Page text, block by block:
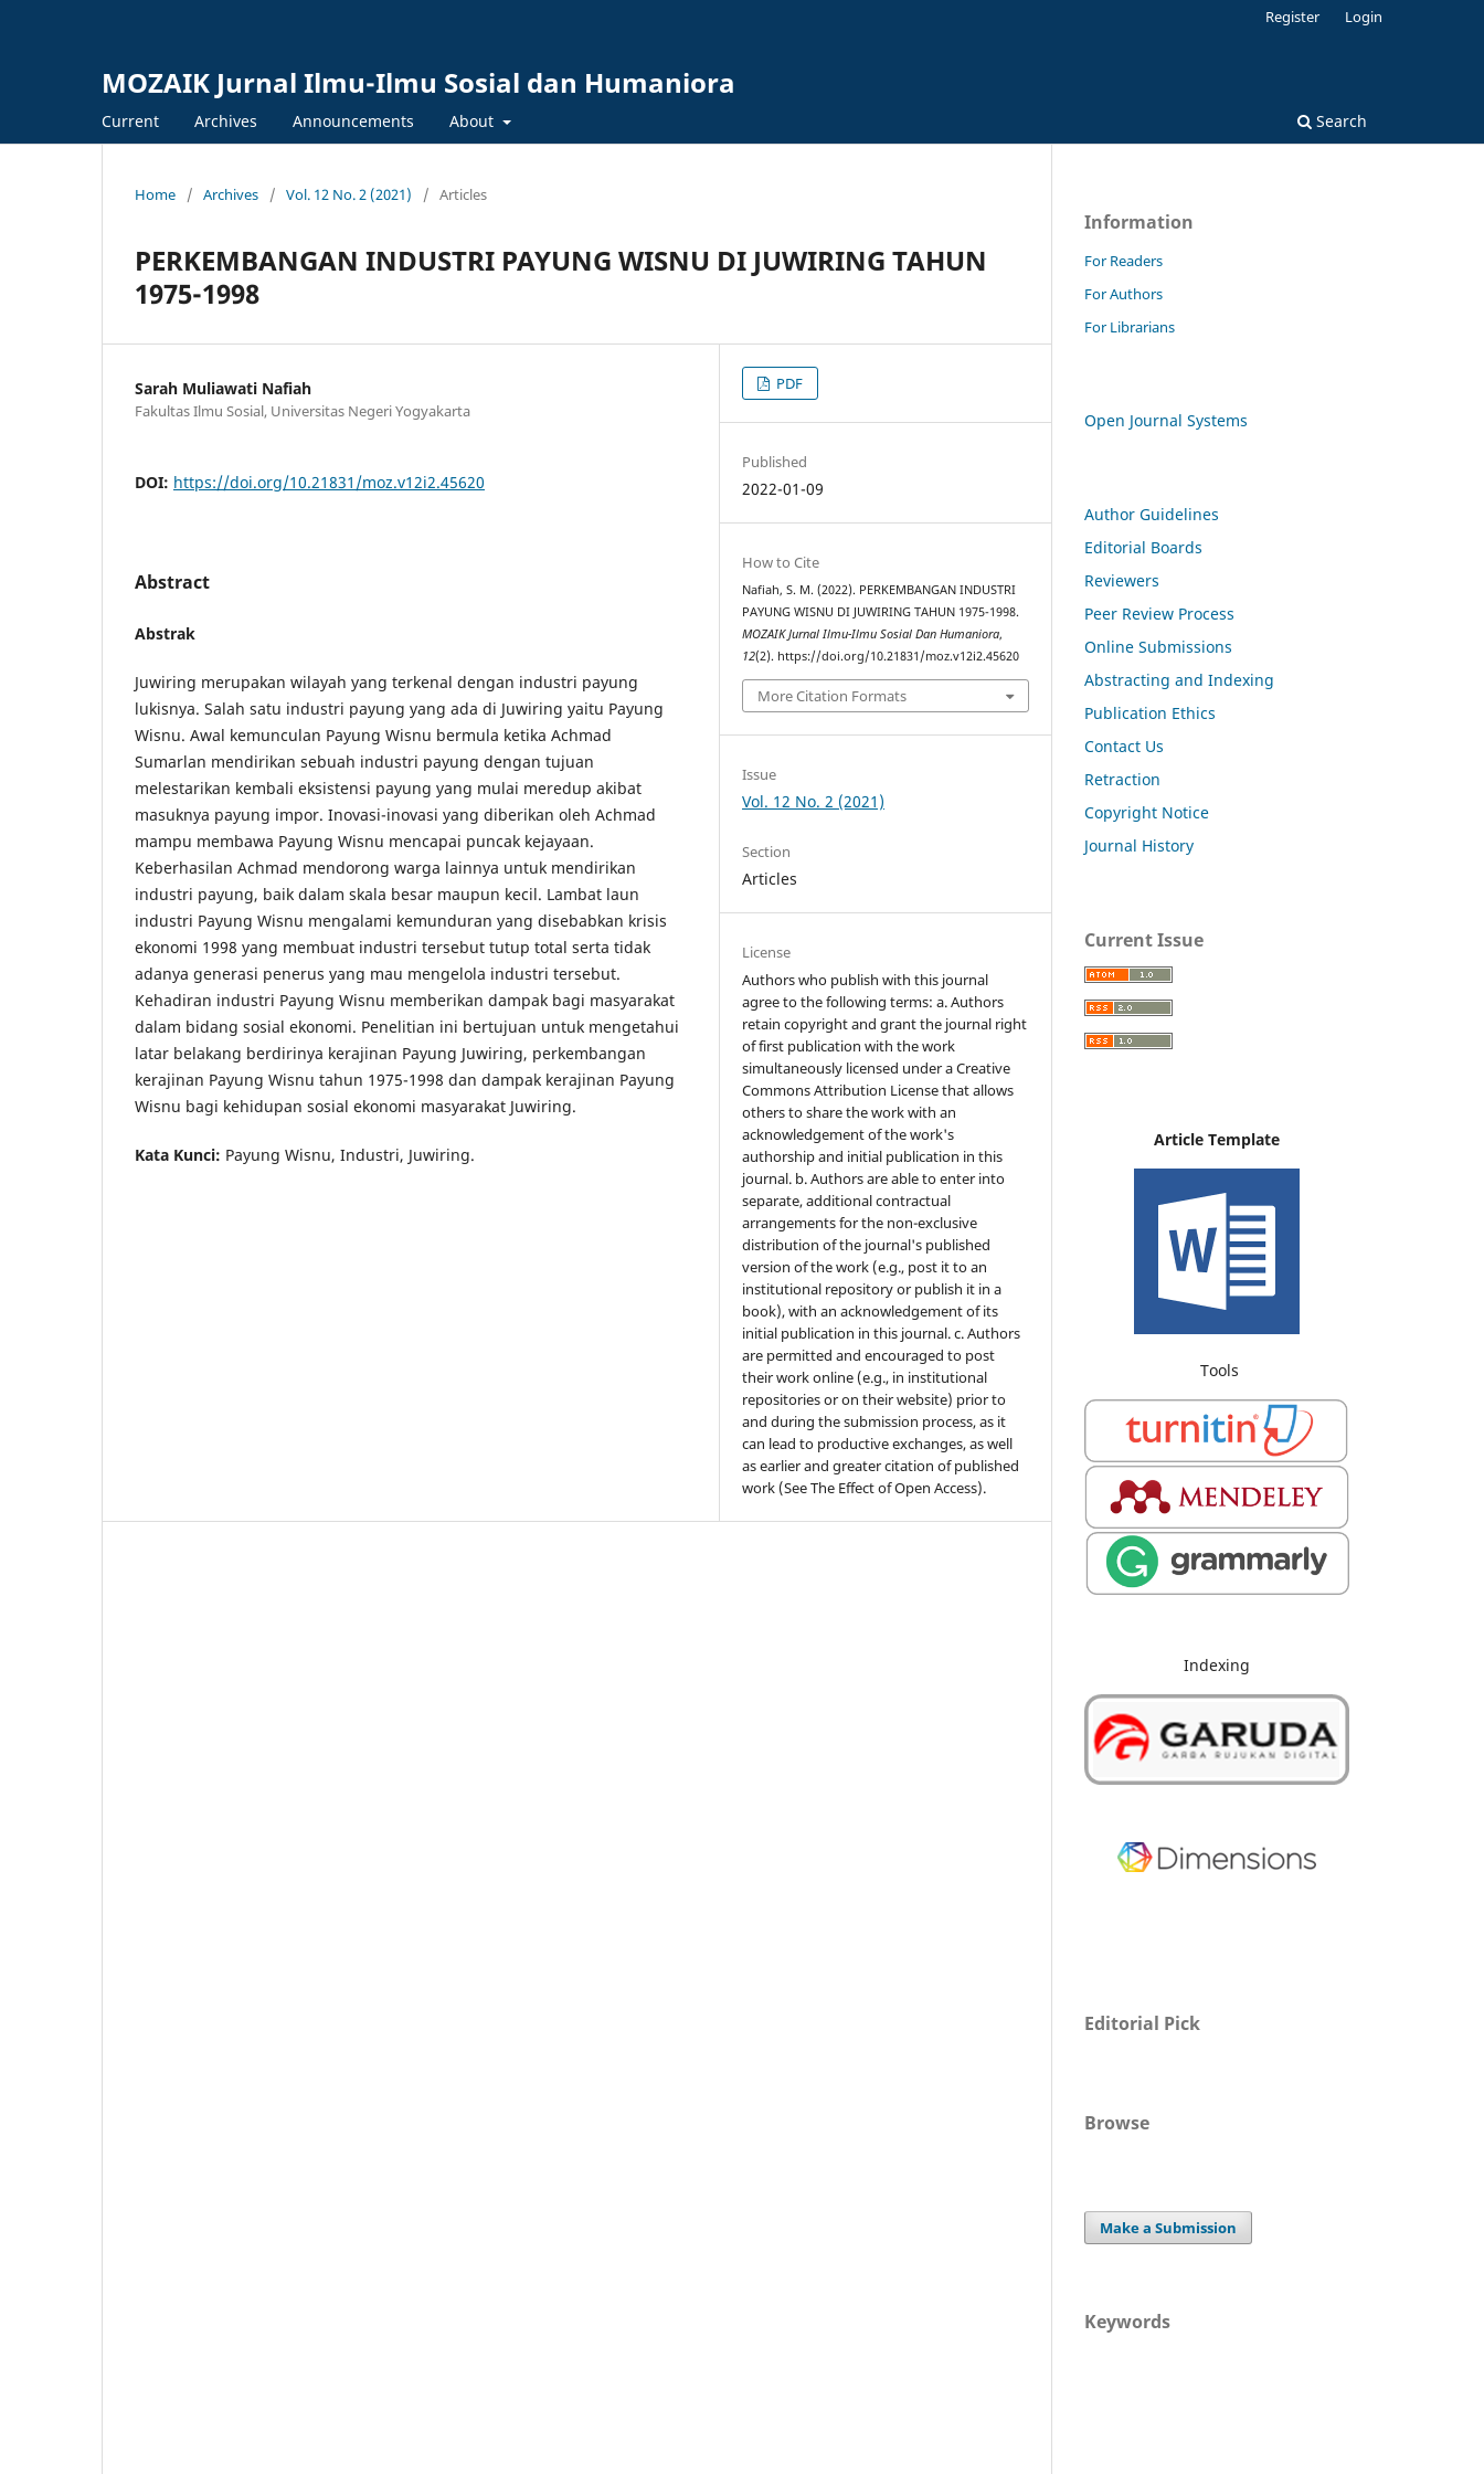
MOZAIK Jurnal Ilmu-Ilmu Sosial dan Humaniora
Current Archives Announcements About Search
Register Login
Home / Archives / Vol. 12 No. 2 (2021) / Articles
PERKEMBANGAN INDUSTRI PAYUNG WISNU DI JUWIRING TAHUN
1975-1998
Sarah Muliawati Nafiah
Fakultas Ilmu Sosial, Universitas Negeri Yogyakarta
DOI: https://doi.org/10.21831/moz.v12i2.45620
Abstract
Abstrak
Juwiring merupakan wilayah yang terkenal dengan industri payung
lukisnya. Salah satu industri payung yang ada di Juwiring yaitu Payung
Wisnu. Awal kemunculan Payung Wisnu bermula ketika Achmad
Sumarlan mendirikan sebuah industri payung dengan tujuan
melestarikan kembali eksistensi payung yang mulai meredup akibat
masuknya payung impor. Inovasi-inovasi yang diberikan oleh Achmad
mampu membawa Payung Wisnu mencapai puncak kejayaan.
Keberhasilan Achmad mendorong warga lainnya untuk mendirikan
industri payung, baik dalam skala besar maupun kecil. Lambat laun
industri Payung Wisnu mengalami kemunduran yang disebabkan krisis
ekonomi 1998 yang membuat industri tersebut tutup total serta tidak
adanya generasi penerus yang mau mengelola industri tersebut.
Kehadiran industri Payung Wisnu memberikan dampak bagi masyarakat
dalam bidang sosial ekonomi. Penelitian ini bertujuan untuk mengetahui
latar belakang berdirinya kerajinan Payung Juwiring, perkembangan
kerajinan Payung Wisnu tahun 1975-1998 dan dampak kerajinan Payung
Wisnu bagi kehidupan sosial ekonomi masyarakat Juwiring.
Kata Kunci: Payung Wisnu, Industri, Juwiring.
PDF
Published
2022-01-09
How to Cite
Nafiah, S. M. (2022). PERKEMBANGAN INDUSTRI
PAYUNG WISNU DI JUWIRING TAHUN 1975-1998.
MOZAIK Jurnal Ilmu-Ilmu Sosial Dan Humaniora,
12(2). https://doi.org/10.21831/moz.v12i2.45620
More Citation Formats
Issue
Vol. 12 No. 2 (2021)
Section
Articles
License
Authors who publish with this journal
agree to the following terms: a. Authors
retain copyright and grant the journal right
of first publication with the work
simultaneously licensed under a Creative
Commons Attribution License that allows
others to share the work with an
acknowledgement of the work's
authorship and initial publication in this
journal. b. Authors are able to enter into
separate, additional contractual
arrangements for the non-exclusive
distribution of the journal's published
version of the work (e.g., post it to an
institutional repository or publish it in a
book), with an acknowledgement of its
initial publication in this journal. c. Authors
are permitted and encouraged to post
their work online (e.g., in institutional
repositories or on their website) prior to
and during the submission process, as it
can lead to productive exchanges, as well
as earlier and greater citation of published
work (See The Effect of Open Access).
Information
For Readers
For Authors
For Librarians
Open Journal Systems
Author Guidelines
Editorial Boards
Reviewers
Peer Review Process
Online Submissions
Abstracting and Indexing
Publication Ethics
Contact Us
Retraction
Copyright Notice
Journal History
Current Issue
Article Template
Tools
Indexing
Editorial Pick
Browse
Make a Submission
Keywords